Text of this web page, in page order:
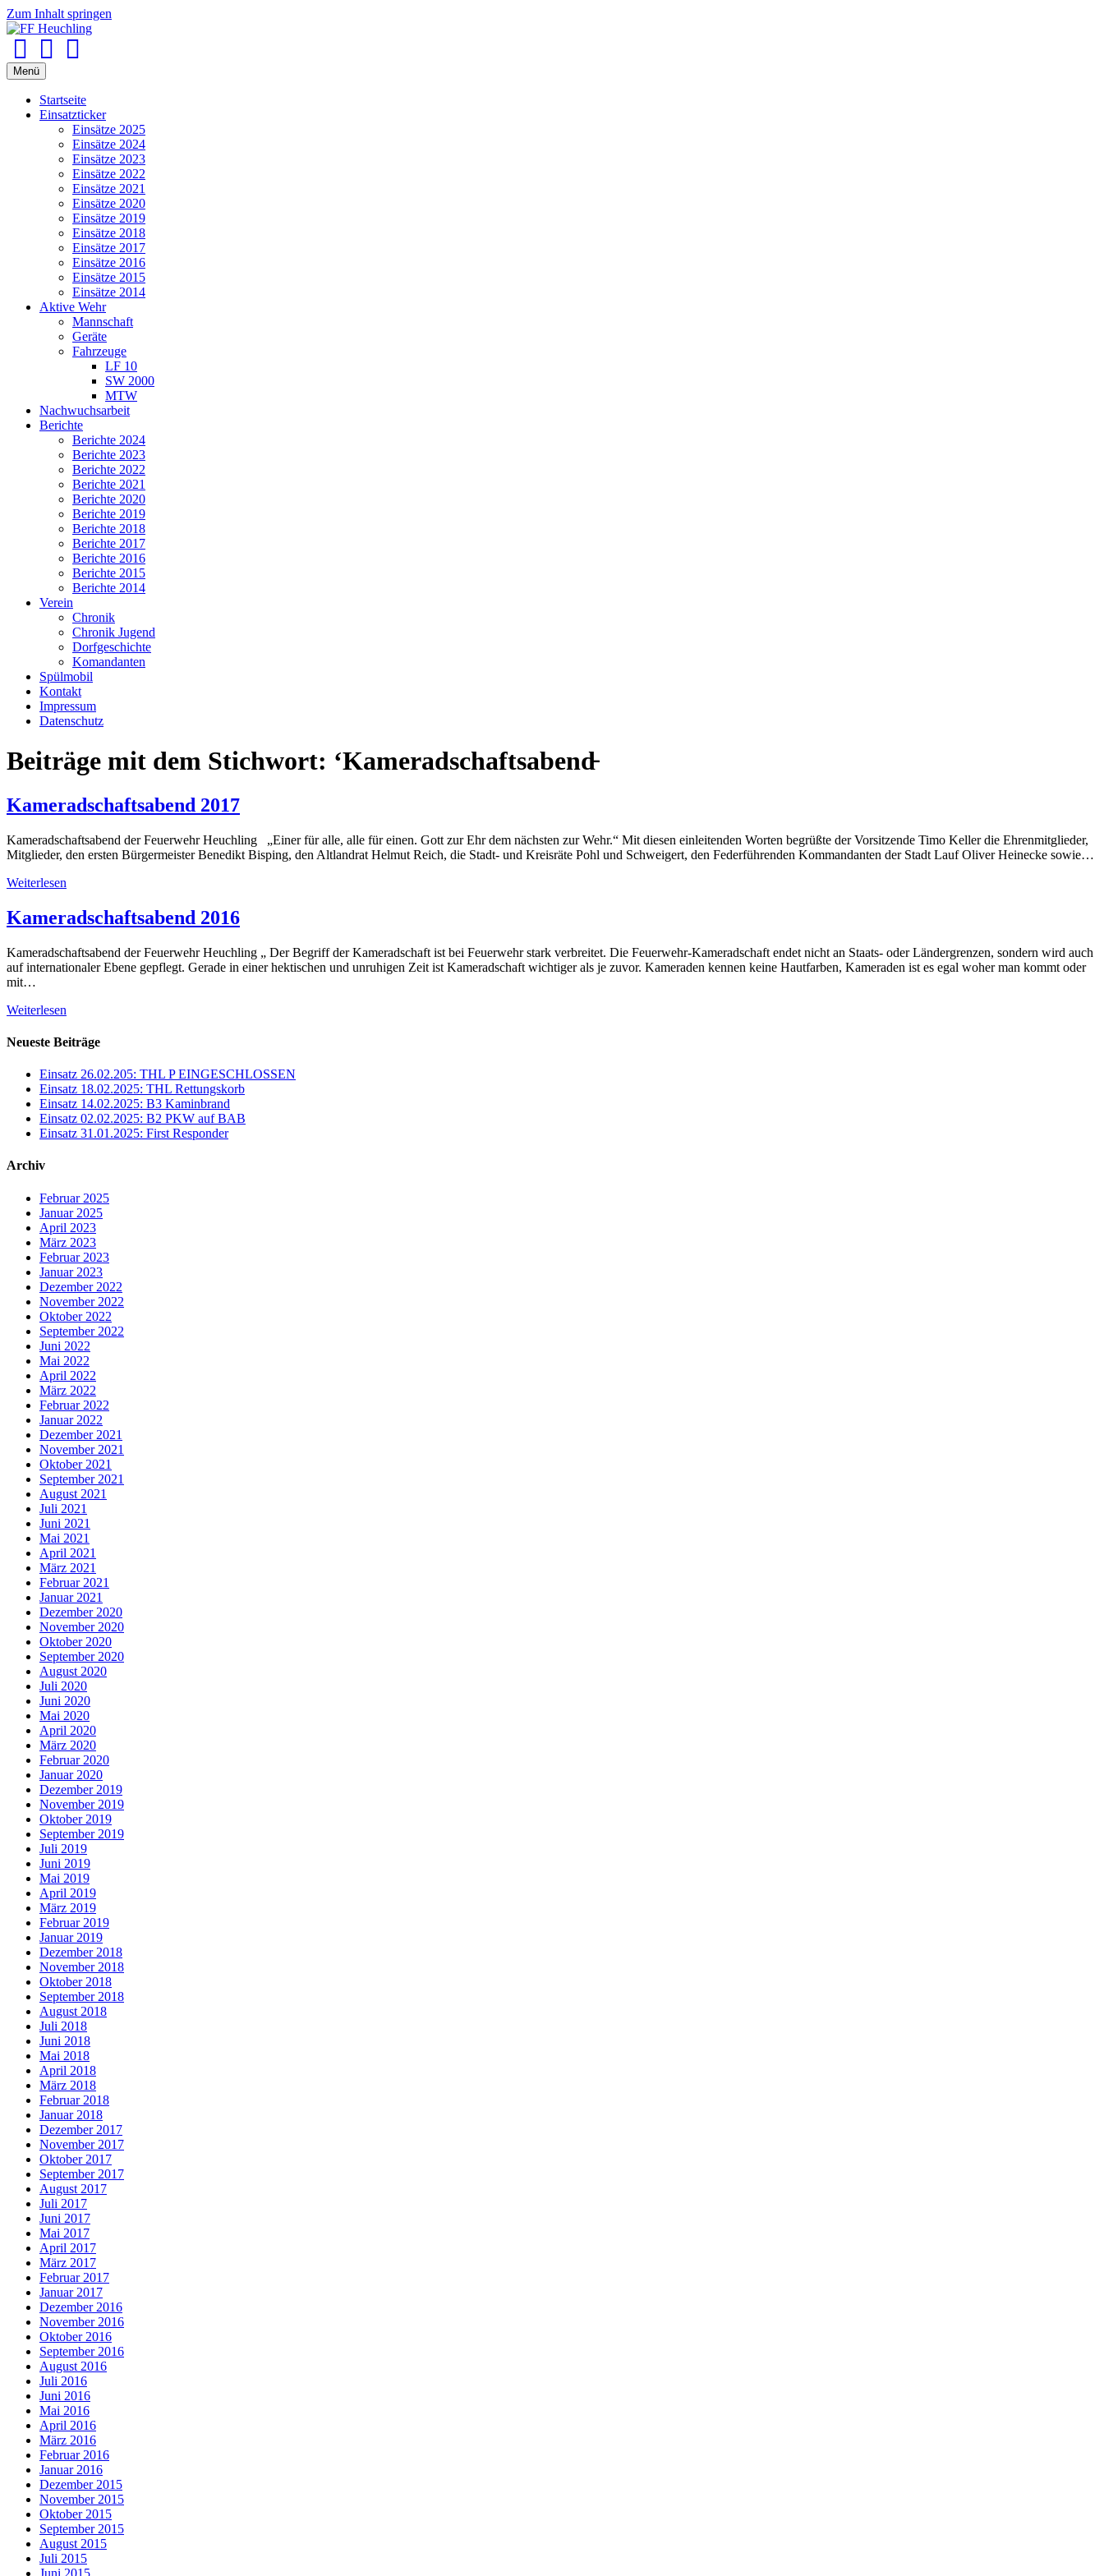
Zum Inhalt springen
Menü
Startseite
Einsatzticker
Einsätze 2025
Einsätze 2024
Einsätze 2023
Einsätze 2022
Einsätze 2021
Einsätze 2020
Einsätze 2019
Einsätze 2018
Einsätze 2017
Einsätze 2016
Einsätze 2015
Einsätze 2014
Aktive Wehr
Mannschaft
Geräte
Fahrzeuge
LF 10
SW 2000
MTW
Nachwuchsarbeit
Berichte
Berichte 2024
Berichte 2023
Berichte 2022
Berichte 2021
Berichte 2020
Berichte 2019
Berichte 2018
Berichte 2017
Berichte 2016
Berichte 2015
Berichte 2014
Verein
Chronik
Chronik Jugend
Dorfgeschichte
Komandanten
Spülmobil
Kontakt
Impressum
Datenschutz
Beiträge mit dem Stichwort: ‘Kameradschaftsabend̵
Kameradschaftsabend 2017
Kameradschaftsabend der Feuerwehr Heuchling „Einer für alle, alle für einen. Gott zur Ehr dem nächsten zur Wehr.“ Mit diesen einleitenden Worten begrüßte der Vorsitzende Timo Keller die Ehrenmitglieder,
Mitglieder, den ersten Bürgermeister Benedikt Bisping, den Altlandrat Helmut Reich, die Stadt- und Kreisräte Pohl und Schweigert, den Federführenden Kommandanten der Stadt Lauf Oliver Heinecke sowie…
Weiterlesen
Kameradschaftsabend 2016
Kameradschaftsabend der Feuerwehr Heuchling „ Der Begriff der Kameradschaft ist bei Feuerwehr stark verbreitet. Die Feuerwehr-Kameradschaft endet nicht an Staats- oder Ländergrenzen, sondern wird auch
auf internationaler Ebene gepflegt. Gerade in einer hektischen und unruhigen Zeit ist Kameradschaft wichtiger als je zuvor. Kameraden kennen keine Hautfarben, Kameraden ist es egal woher man kommt oder
mit…
Weiterlesen
Neueste Beiträge
Einsatz 26.02.205: THL P EINGESCHLOSSEN
Einsatz 18.02.2025: THL Rettungskorb
Einsatz 14.02.2025: B3 Kaminbrand
Einsatz 02.02.2025: B2 PKW auf BAB
Einsatz 31.01.2025: First Responder
Archiv
Februar 2025
Januar 2025
April 2023
März 2023
Februar 2023
Januar 2023
Dezember 2022
November 2022
Oktober 2022
September 2022
Juni 2022
Mai 2022
April 2022
März 2022
Februar 2022
Januar 2022
Dezember 2021
November 2021
Oktober 2021
September 2021
August 2021
Juli 2021
Juni 2021
Mai 2021
April 2021
März 2021
Februar 2021
Januar 2021
Dezember 2020
November 2020
Oktober 2020
September 2020
August 2020
Juli 2020
Juni 2020
Mai 2020
April 2020
März 2020
Februar 2020
Januar 2020
Dezember 2019
November 2019
Oktober 2019
September 2019
Juli 2019
Juni 2019
Mai 2019
April 2019
März 2019
Februar 2019
Januar 2019
Dezember 2018
November 2018
Oktober 2018
September 2018
August 2018
Juli 2018
Juni 2018
Mai 2018
April 2018
März 2018
Februar 2018
Januar 2018
Dezember 2017
November 2017
Oktober 2017
September 2017
August 2017
Juli 2017
Juni 2017
Mai 2017
April 2017
März 2017
Februar 2017
Januar 2017
Dezember 2016
November 2016
Oktober 2016
September 2016
August 2016
Juli 2016
Juni 2016
Mai 2016
April 2016
März 2016
Februar 2016
Januar 2016
Dezember 2015
November 2015
Oktober 2015
September 2015
August 2015
Juli 2015
Juni 2015